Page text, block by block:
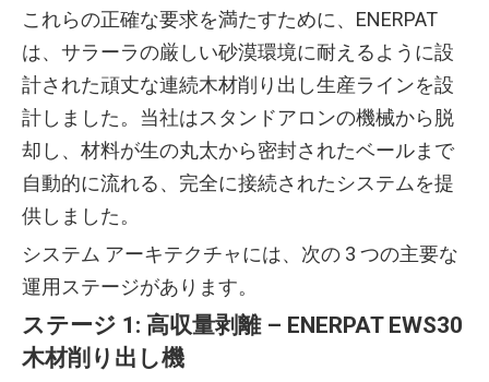
これらの正確な要求を満たすために、ENERPAT
は、サラーラの厳しい砂漠環境に耐えるように設
計された頑丈な連続木材削り出し生産ラインを設
計しました。当社はスタンドアロンの機械から脱
却し、材料が生の丸太から密封されたベールまで
自動的に流れる、完全に接続されたシステムを提
供しました。
システム アーキテクチャには、次の 3 つの主要な
運用ステージがあります。
ステージ 1: 高収量剥離 – ENERPAT EWS30
木材削り出し機